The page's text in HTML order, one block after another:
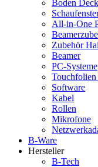
Boden
All-in-One
Zubehör
Beamer
PC-Systeme
Touchfolien
Software
Kabel
Rollen
Mikrofone
B-Ware
Hersteller
B-Tech